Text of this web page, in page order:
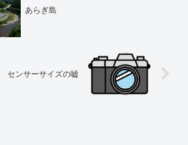
あらぎ島
センサーサイズの嘘